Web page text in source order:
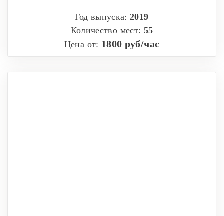
Год выпуска:2019
Количество мест: 55
Цена от: 1800 руб/час